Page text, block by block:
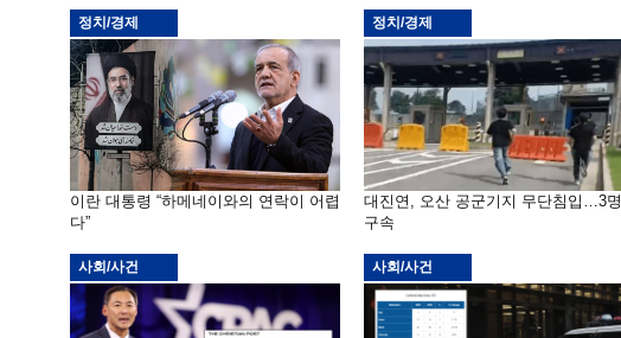
정치/경제
이란 대통령 “하메네이와의 연락이 어렵
다”
정치/경제
대진연, 오산 공군기지 무단침입…3명
구속
사회/사건 사회/사건